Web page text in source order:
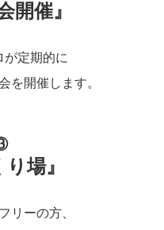
開催』
が定期的に
を開催します。
場』
リーの方、